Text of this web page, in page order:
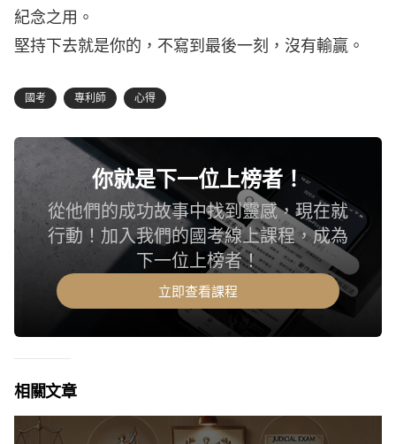
紀念之用。
堅持下去就是你的，不寫到最後一刻，沒有輸贏。
國考 專利師 心得
你就是下一位上榜者！
從他們的成功故事中找到靈感，現在就
行動！加入我們的國考線上課程，成為
下一位上榜者！
立即查看課程
相關文章